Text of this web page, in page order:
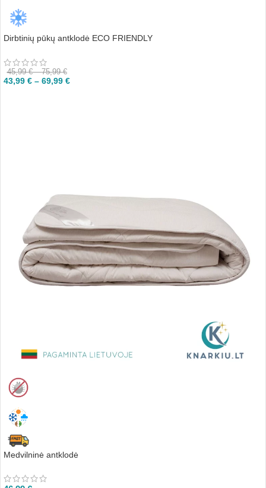
Dirbtinių pūkų antklodė ECO FRIENDLY
45,99€–75,99€
43,99 € – 69,99 €
Medvilninė antklodė